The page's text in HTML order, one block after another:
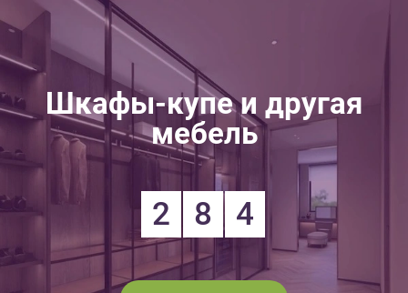
Шкафы-купе и другая
мебель
2 8 4